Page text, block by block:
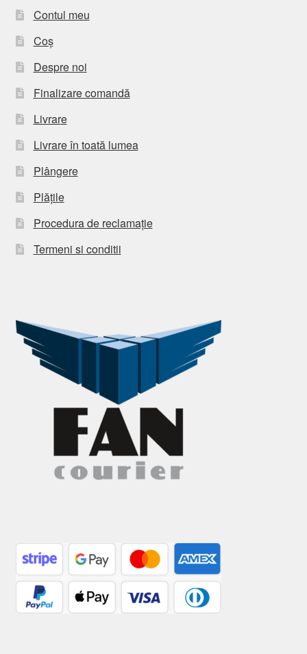
Contul meu
Coș
Despre noi
Finalizare comandă
Livrare
Livrare în toată lumea
Plângere
Plățile
Procedura de reclamație
Termeni si conditii